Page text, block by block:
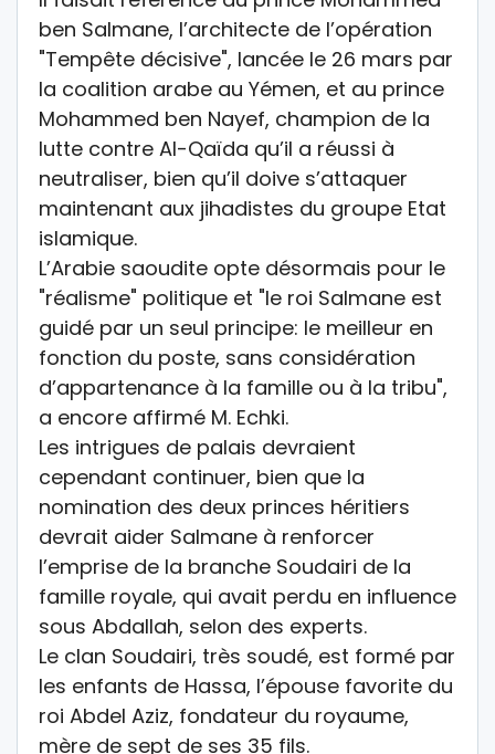
ben Salmane, l’architecte de l’opération
"Tempête décisive", lancée le 26 mars par
la coalition arabe au Yémen, et au prince
Mohammed ben Nayef, champion de la
lutte contre Al-Qaïda qu’il a réussi à
neutraliser, bien qu’il doive s’attaquer
maintenant aux jihadistes du groupe Etat
islamique.
L’Arabie saoudite opte désormais pour le
"réalisme" politique et "le roi Salmane est
guidé par un seul principe: le meilleur en
fonction du poste, sans considération
d’appartenance à la famille ou à la tribu",
a encore affirmé M. Echki.
Les intrigues de palais devraient
cependant continuer, bien que la
nomination des deux princes héritiers
devrait aider Salmane à renforcer
l’emprise de la branche Soudairi de la
famille royale, qui avait perdu en influence
sous Abdallah, selon des experts.
Le clan Soudairi, très soudé, est formé par
les enfants de Hassa, l’épouse favorite du
roi Abdel Aziz, fondateur du royaume,
mère de sept de ses 35 fils.